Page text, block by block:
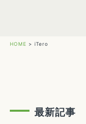
HOME > iTero
最新記事